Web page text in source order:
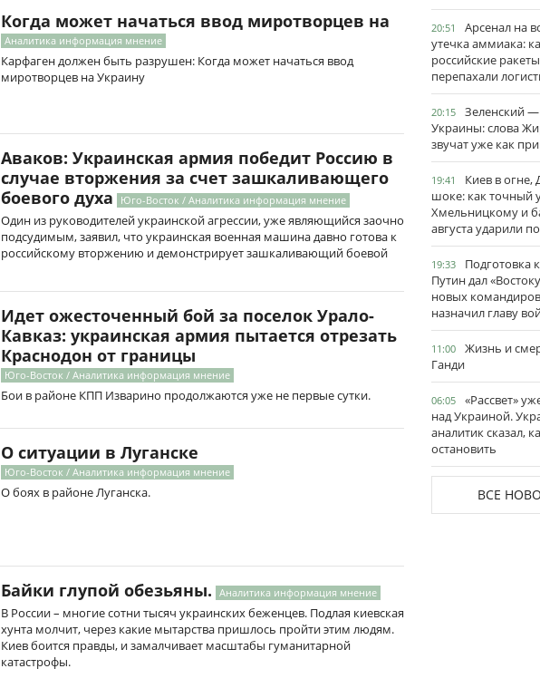
Когда может начаться ввод миротворцев на
Аналитика информация мнение
Карфаген должен быть разрушен: Когда может начаться ввод
миротворцев на Украину
Аваков: Украинская армия победит Россию в
случае вторжения за счет зашкаливающего
боевого духа
Юго-Восток / Аналитика информация мнение
Один из руководителей украинской агрессии, уже являющийся заочно
подсудимым, заявил, что украинская военная машина давно готова к
российскому вторжению и демонстрирует зашкаливающий боевой
Идет ожесточенный бой за поселок Урало-
Кавказ: украинская армия пытается отрезать
Краснодон от границы
Юго-Восток / Аналитика информация мнение
Бои в районе КПП Изварино продолжаются уже не первые сутки.
О ситуации в Луганске
Юго-Восток / Аналитика информация мнение
О боях в районе Луганска.
Байки глупой обезьяны. Аналитика информация мнение
В России – многие сотни тысяч украинских беженцев. Подлая киевская
хунта молчит, через какие мытарства пришлось пройти этим людям.
Киев боится правды, и замалчивает масштабы гуманитарной
катастрофы.
20:51
Арсенал на
утечка аммиака:
российские
перепахали
20:15
Зеленский
Украины: слова
звучат уже как
19:41
Киев в огне,
шоке: как точный
Хмельницкому и
августа ударили
19:33
Подготовка
Путин дал
новых
назначил главу
11:00
Жизнь и
Ганди
06:05
«Рассвет»
над Украиной.
аналитик сказал,
остановить
ВСЕ